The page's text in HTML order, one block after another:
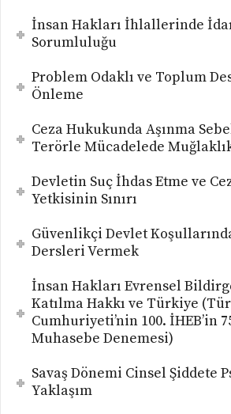
İnsan Hakları İhlallerinde
Sorumluluğu
Problem Odaklı ve Toplum
Önleme
Ceza Hukukunda Aşınma
Terörle Mücadelede
Devletin Suç İhdas Etme ve
Yetkisinin Sınırı
Güvenlikçi Devlet
Dersleri Vermek
İnsan Hakları Evrensel
Katılma Hakkı ve Türkiye
Cumhuriyeti’nin 100. İHEB’in
Muhasebe Denemesi)
Savaş Dönemi Cinsel Şiddete
Yaklaşım